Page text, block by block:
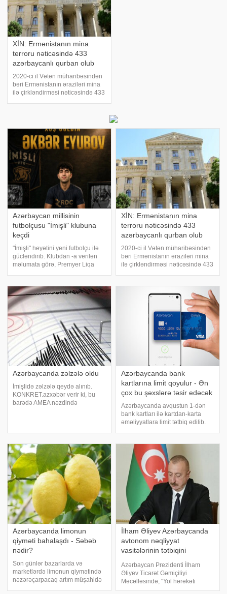
XİN: Ermənistanın mina
terroru nəticəsində 433
azərbaycanlı qurban olub
2020-ci il Vətən müharibəsindən
bəri Ermənistanın əraziləri mina
ilə çirkləndirməsi nəticəsində 433
Azərbaycan millisinin
futbolçusu "İmişli" klubuna
keçdi
"İmişli" heyətini yeni futbolçu ilə
gücləndirib. Klubdan -a verilən
məlumata görə, Premyer Liqa
mövsümün sonunadək icarə
əsasında heyətinə qatıb. Ötən
mövsüm
XİN: Ermənistanın mina
terroru nəticəsində 433
azərbaycanlı qurban olub
2020-ci il Vətən müharibəsindən
bəri Ermənistanın əraziləri mina
ilə çirkləndirməsi nəticəsində 433
bildirilib. Son hadisəd
Azərbaycanda zəlzələ oldu
İmişlidə zəlzələ qeydə alınıb.
KONKRET.azxəbər verir ki, bu
barədə AMEA nəzdində
yeraltı təkanın maqnitudas
Azərbaycanda bank
kartlarına limit qoyulur - Ən
çox bu şəxslərə təsir edəcək
Azərbaycanda avqustun 1-dən
bank kartları ilə kartdan-karta
əməliyyatlara limit tətbiq edilib.
əldə edilmiş razılığa əsasən
ölkədə kartla əməliyyatlara
("card-to-card"
Azərbaycanda limonun
qiyməti bahalaşdı - Səbəb
nədir?
Son günlər bazarlarda və
marketlərdə limonun qiymətində
nəzərəçarpacaq artım müşahidə
İlham Əliyev Azərbaycanda
avtonom nəqliyyat
vasitələrinin tətbiqini
Azərbaycan Prezidenti İlham
Əliyev Ticarət Gəmiçiliyi
Məcəlləsində, "Yol hərəkəti
haqqında", "Nəqliyyat haqqında",